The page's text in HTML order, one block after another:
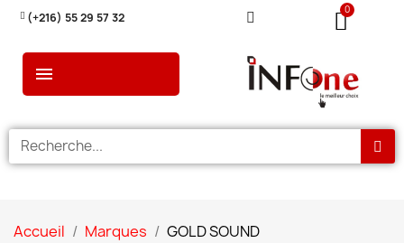
(+216) 55 29 57 32
Accueil Marques GOLD SOUND